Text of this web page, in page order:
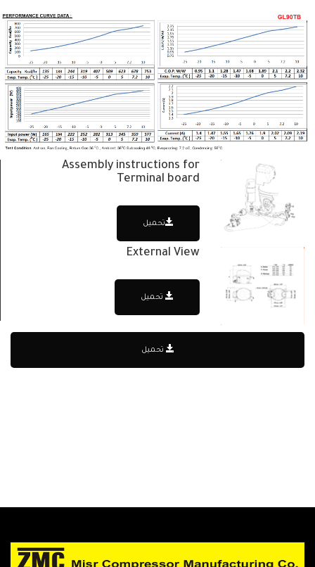
Assembly instructions for
Terminal board
تحميل
External View
تحميل
تحميل